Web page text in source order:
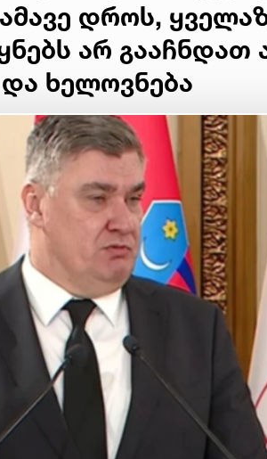
დროს,
არ გააჩნდათ
ხელოვნება